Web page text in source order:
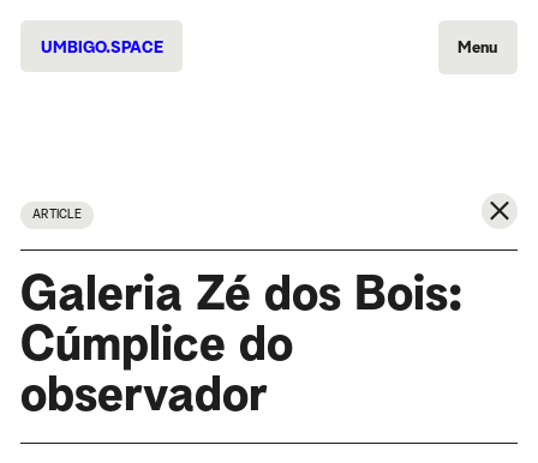
UMBIGO.SPACE Menu
ARTICLE
Galeria Zé dos Bois:
Cúmplice do
observador